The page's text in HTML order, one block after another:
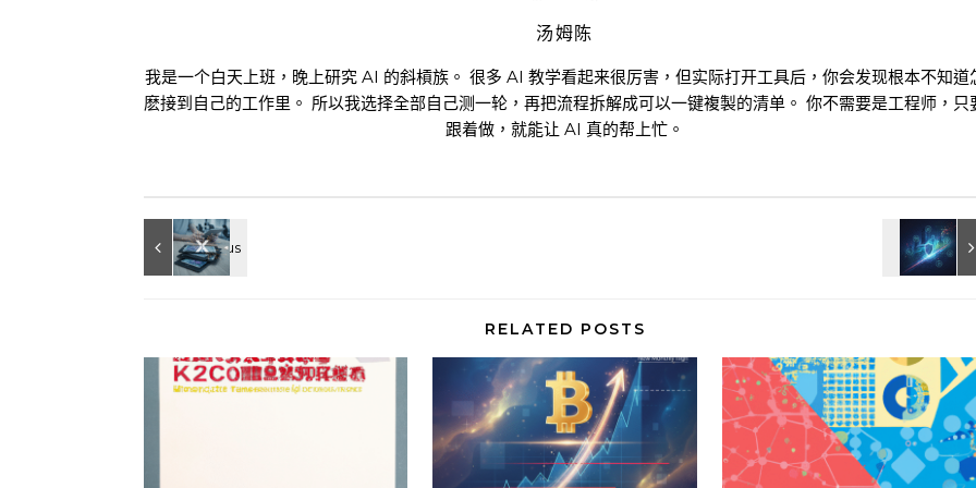
汤姆陈
我是一个白天上班，晚上研究 AI 的斜槓族。 很多 AI 教学看起来很厉害，但实际打开工具后，你会发现根本不知道
麽接到自己的工作里。 所以我选择全部自己测一轮，再把流程拆解成可以一键複製的清单。 你不需要是工程师，只
跟着做，就能让 AI 真的帮上忙。
RELATED POSTS